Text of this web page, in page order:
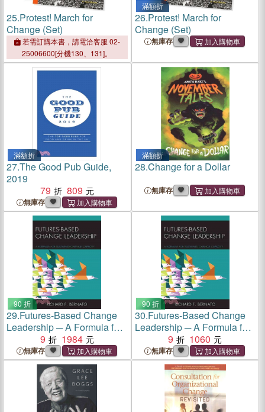
25.Protest! March for
Change (Set)
若需訂購本書，請電洽客服 02-
25006600[分機130、131]。
滿額折
26.Protest! March for
Change (Set)
無庫存
滿額折
27.The Good Pub Guide,
2019
79
809
無庫存
滿額折
28.Change for a Dollar
無庫存
90 折
29.Futures-Based Change
Leadership ─ A Formula for
Sustained Change Capacity
9 1984
無庫存
90 折
30.Futures-Based Change
Leadership ─ A Formula for
Sustained Change Capacity
9 1060
無庫存